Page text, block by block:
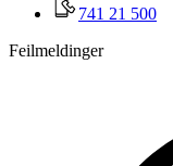
741 21 500
Feilmeldinger